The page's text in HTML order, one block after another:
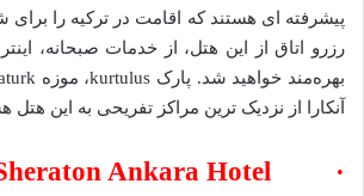
پیشرفته ای هستند که اقامت در ترکیه را برای
رزرو اتاق از این هتل، از خدمات صبحانه،
آنکارا از نزدیک ترین مراکز تفریحی به این هتل
· Sheraton Ankara Hotel